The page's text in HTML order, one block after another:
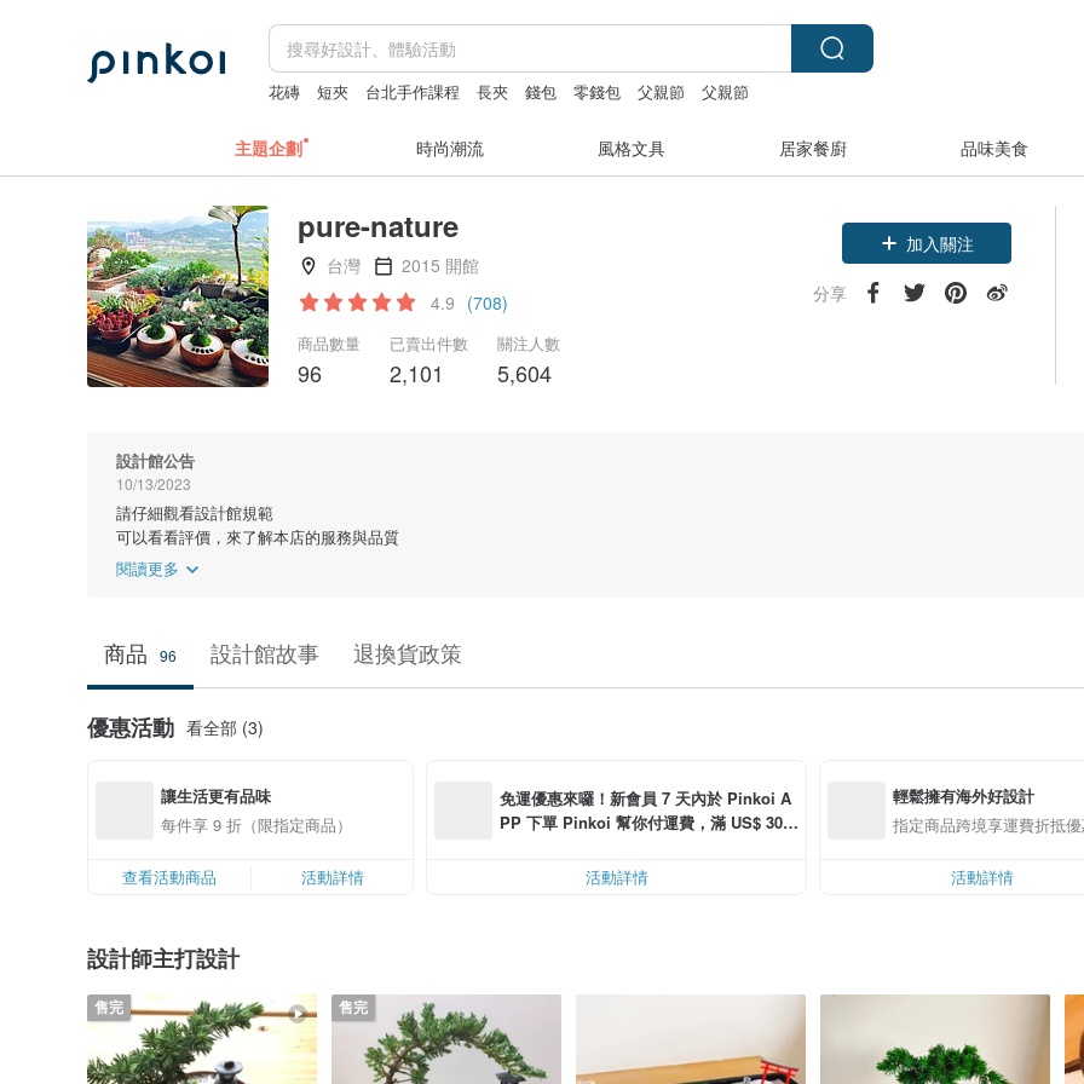
花磚 短夾 台北手作課程 長夾 錢包 零錢包 父親節 父親節
主題企劃 時尚潮流 風格文具 居家餐廚 品味美食
pure-nature
台灣
2015 開館
4.9 (708)
商品數量
96
已賣出件數
2,101
關注人數
5,604
加入關注
分享
設計館公告
10/13/2023
請仔細觀看設計館規範
可以看看評價，來了解本店的服務與品質
閱讀更多
商品 96 設計館故事 退換貨政策
優惠活動 看全部 (3)
讓生活更有品味
每件享 9 折（限指定商品）
查看活動商品 活動詳情
免運優惠來囉！新會員 7 天內於 Pinkoi A
PP 下單 Pinkoi 幫你付運費，滿 US$ 30.0
活動詳情
輕鬆擁有海外好設計
指定商品跨境享運費折抵
活動詳情
設計師主打設計
售完 售完